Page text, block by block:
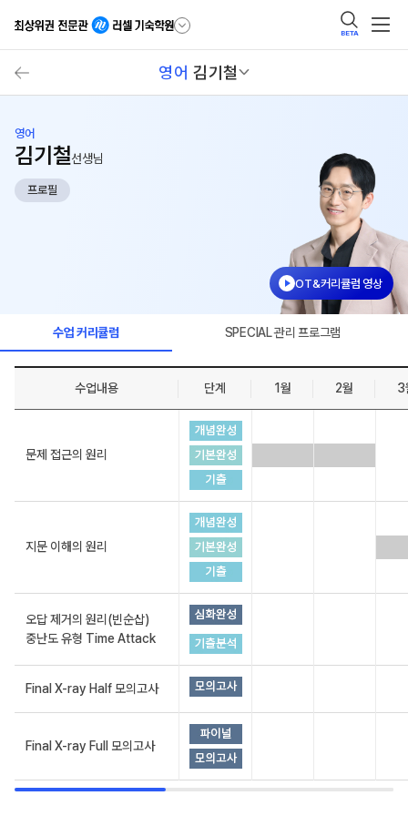
BETA
영어 김기철
영어
김기철선생님
프로필
OT&커리큘럼 영상
수업 커리큘럼 SPECIAL 관리 프로그램
수업내용 단계 1월 2월 3
문제 접근의 원리
지문 이해의 원리
오답 제거의 원리(빈순삽)
중난도 유형 Time Attack
Final X-ray Half 모의고사
Final X-ray Full 모의고사